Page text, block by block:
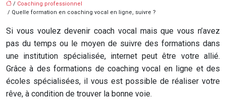
/ Coaching professionnel
/ Quelle formation en coaching vocal en ligne, suivre ?
Si vous voulez devenir coach vocal mais que vous n’avez
pas du temps ou le moyen de suivre des formations dans
une institution spécialisée, internet peut être votre allié.
Grâce à des formations de coaching vocal en ligne et des
écoles spécialisées, il vous est possible de réaliser votre
rêve, à condition de trouver la bonne voie.